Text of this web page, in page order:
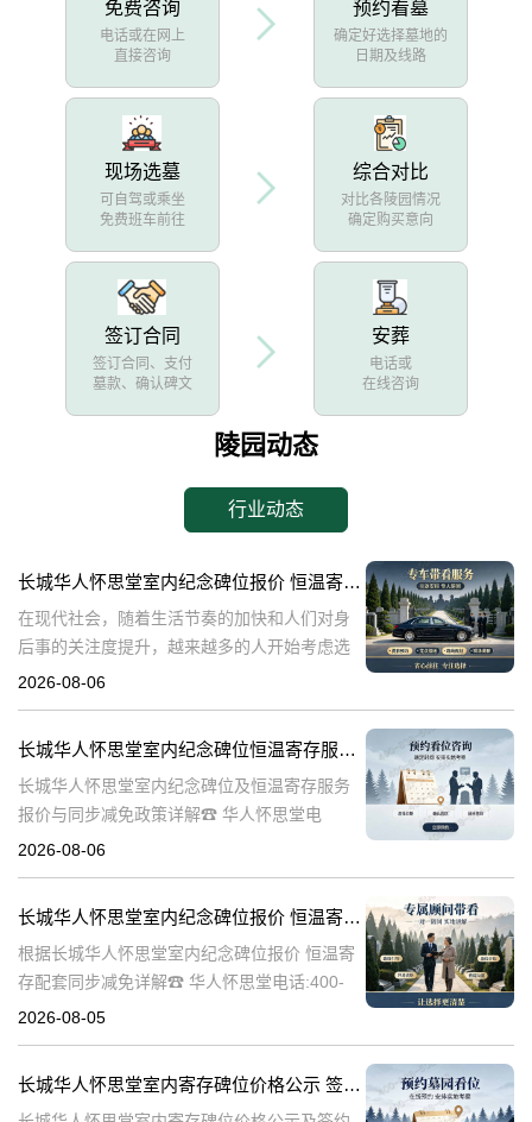
免费咨询
电话或在网上
直接咨询
预约看墓
确定好选择墓地的
日期及线路
现场选墓
可自驾或乘坐
免费班车前往
综合对比
对比各陵园情况
确定购买意向
签订合同
签订合同、支付
墓款、确认碑文
安葬
电话或
在线咨询
陵园动态
行业动态
长城华人怀思堂室内纪念碑位报价 恒温寄存配套同步减免详解
在现代社会，随着生活节奏的加快和人们对身
后事的关注度提升，越来越多的人开始考虑选
择合适的纪念方式来表达对逝者的哀思和怀
包
2026-08-06
长城华人怀思堂室内纪念碑位恒温寄存服务报价及同步减免政策详解
长城华人怀思堂室内纪念碑位及恒温寄存服务
报价与同步减免政策详解☎ 华人怀思堂电
话:400-838-5063一、引言随着社会观念的进
2026-08-06
长城华人怀思堂室内纪念碑位报价 恒温寄存配套同步减免详解
根据长城华人怀思堂室内纪念碑位报价 恒温寄
存配套同步减免详解☎ 华人怀思堂电话:400-
838-5063在现代社会，随着生活节奏的加快和
2026-08-05
长城华人怀思堂室内寄存碑位价格公示 签约立减配套礼包详解